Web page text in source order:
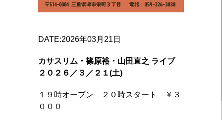
DATE:2026年03月21日
カサスリム・篠原裕・山田直之 ライブ
２０２６／３／２１(土)
１９時オープン ２０時スタート ￥３
０００